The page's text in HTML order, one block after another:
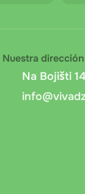
Nuestra dirección
Na Bojišti